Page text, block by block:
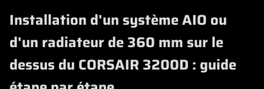
Installation d'un système AIO ou
d'un radiateur de 360 mm sur le
dessus du CORSAIR 3200D : guide